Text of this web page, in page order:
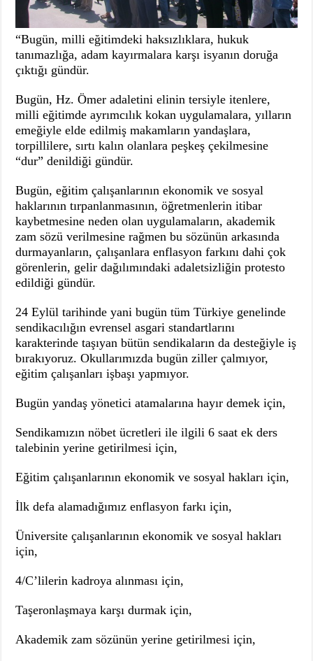
“Bugün, milli eğitimdeki haksızlıklara, hukuk
tanımazlığa, adam kayırmalara karşı isyanın doruğa
çıktığı gündür.
Bugün, Hz. Ömer adaletini elinin tersiyle itenlere,
milli eğitimde ayrımcılık kokan uygulamalara, yılların
emeğiyle elde edilmiş makamların yandaşlara,
torpillilere, sırtı kalın olanlara peşkeş çekilmesine
“dur” denildiği gündür.
Bugün, eğitim çalışanlarının ekonomik ve sosyal
haklarının tırpanlanmasının, öğretmenlerin itibar
kaybetmesine neden olan uygulamaların, akademik
zam sözü verilmesine rağmen bu sözünün arkasında
durmayanların, çalışanlara enflasyon farkını dahi çok
görenlerin, gelir dağılımındaki adaletsizliğin protesto
edildiği gündür.
24 Eylül tarihinde yani bugün tüm Türkiye genelinde
sendikacılığın evrensel asgari standartlarını
karakterinde taşıyan bütün sendikaların da desteğiyle iş
bırakıyoruz. Okullarımızda bugün ziller çalmıyor,
eğitim çalışanları işbaşı yapmıyor.
Bugün yandaş yönetici atamalarına hayır demek için,
Sendikamızın nöbet ücretleri ile ilgili 6 saat ek ders
talebinin yerine getirilmesi için,
Eğitim çalışanlarının ekonomik ve sosyal hakları için,
İlk defa alamadığımız enflasyon farkı için,
Üniversite çalışanlarının ekonomik ve sosyal hakları
için,
4/C’lilerin kadroya alınması için,
Taşeronlaşmaya karşı durmak için,
Akademik zam sözünün yerine getirilmesi için,